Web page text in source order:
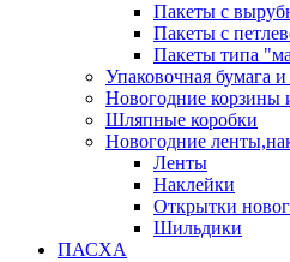
Пакеты с
Пакеты с
Пакеты типа
Упаковочная бумага
Новогодние корзины
Шляпные коробки
Новогодние
Ленты
Наклейки
Открытки
Шильдики
ПАСХА